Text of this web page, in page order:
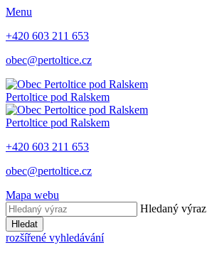
Menu
+420 603 211 653
obec@pertoltice.cz
Pertoltice pod Ralskem
Pertoltice pod Ralskem
+420 603 211 653
obec@pertoltice.cz
Mapa webu
Hledaný výraz
Hledat
rozšířené vyhledávání